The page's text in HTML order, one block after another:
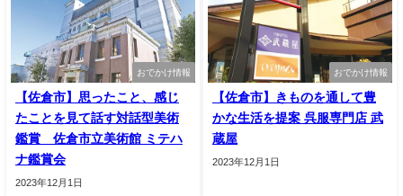
おでかけ情報
【佐倉市】思ったこと、感じ
たことを見て話す対話型美術
鑑賞 佐倉市立美術館 ミテハ
ナ鑑賞会
2023年12月1日
おでかけ情報
【佐倉市】きものを通して豊
かな生活を提案 呉服専門店 武
蔵屋
2023年12月1日